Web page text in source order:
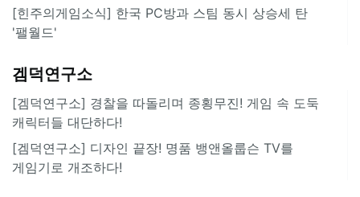
[힌주의게임소식] 한국 PC방과 스팀 동시 상승세 탄
'팰월드'
겜덕연구소
[겜덕연구소] 경찰을 따돌리며 종횡무진! 게임 속 도둑
캐릭터들 대단하다!
[겜덕연구소] 디자인 끝장! 명품 뱅앤올룹슨 TV를
게임기로 개조하다!